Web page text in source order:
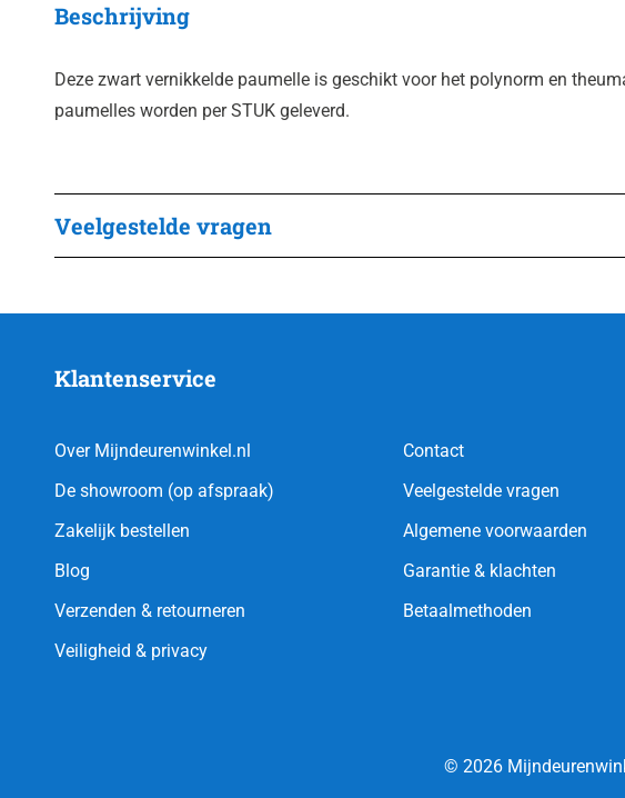
Beschrijving
Deze zwart vernikkelde paumelle is geschikt voor het polynorm en
paumelles worden per STUK geleverd.
Veelgestelde vragen
Klantenservice
Over Mijndeurenwinkel.nl
De showroom (op afspraak)
Zakelijk bestellen
Blog
Verzenden & retourneren
Veiligheid & privacy
Contact
Veelgestelde vragen
Algemene voorwaarden
Garantie & klachten
Betaalmethoden
© 2026